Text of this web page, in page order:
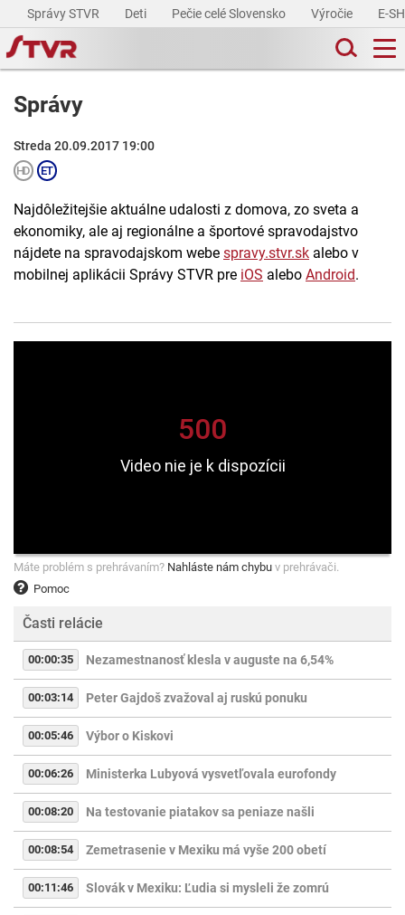
Správy STVR Deti Pečie celé Slovensko Výročie E-
Správy
Streda 20.09.2017 19:00
Najdôležitejšie aktuálne udalosti z domova, zo sveta a
ekonomiky, ale aj regionálne a športové spravodajstvo
nájdete na spravodajskom webe spravy.stvr.sk alebo v
mobilnej aplikácii Správy STVR pre iOS alebo Android.
Pomoc
Máte problém s prehrávaním? Nahláste nám chybu v prehrávači.
Časti relácie
00:00:35 Nezamestnanosť klesla v auguste na 6,54%
00:03:14 Peter Gajdoš zvažoval aj ruskú ponuku
00:05:46 Výbor o Kiskovi
00:06:26 Ministerka Lubyová vysvetľovala eurofondy
00:08:20 Na testovanie piatakov sa peniaze našli
00:08:54 Zemetrasenie v Mexiku má vyše 200 obetí
00:11:46 Slovák v Mexiku: Ľudia si mysleli že zomrú